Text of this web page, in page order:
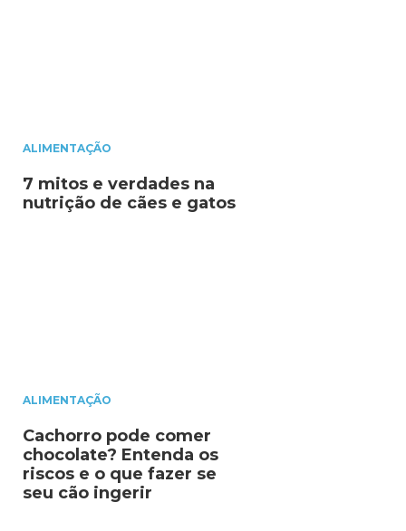
ALIMENTAÇÃO
7 mitos e verdades na
nutrição de cães e gatos
ALIMENTAÇÃO
Cachorro pode comer
chocolate? Entenda os
riscos e o que fazer se
seu cão ingerir